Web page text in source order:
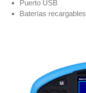
Puerto USB
Baterías